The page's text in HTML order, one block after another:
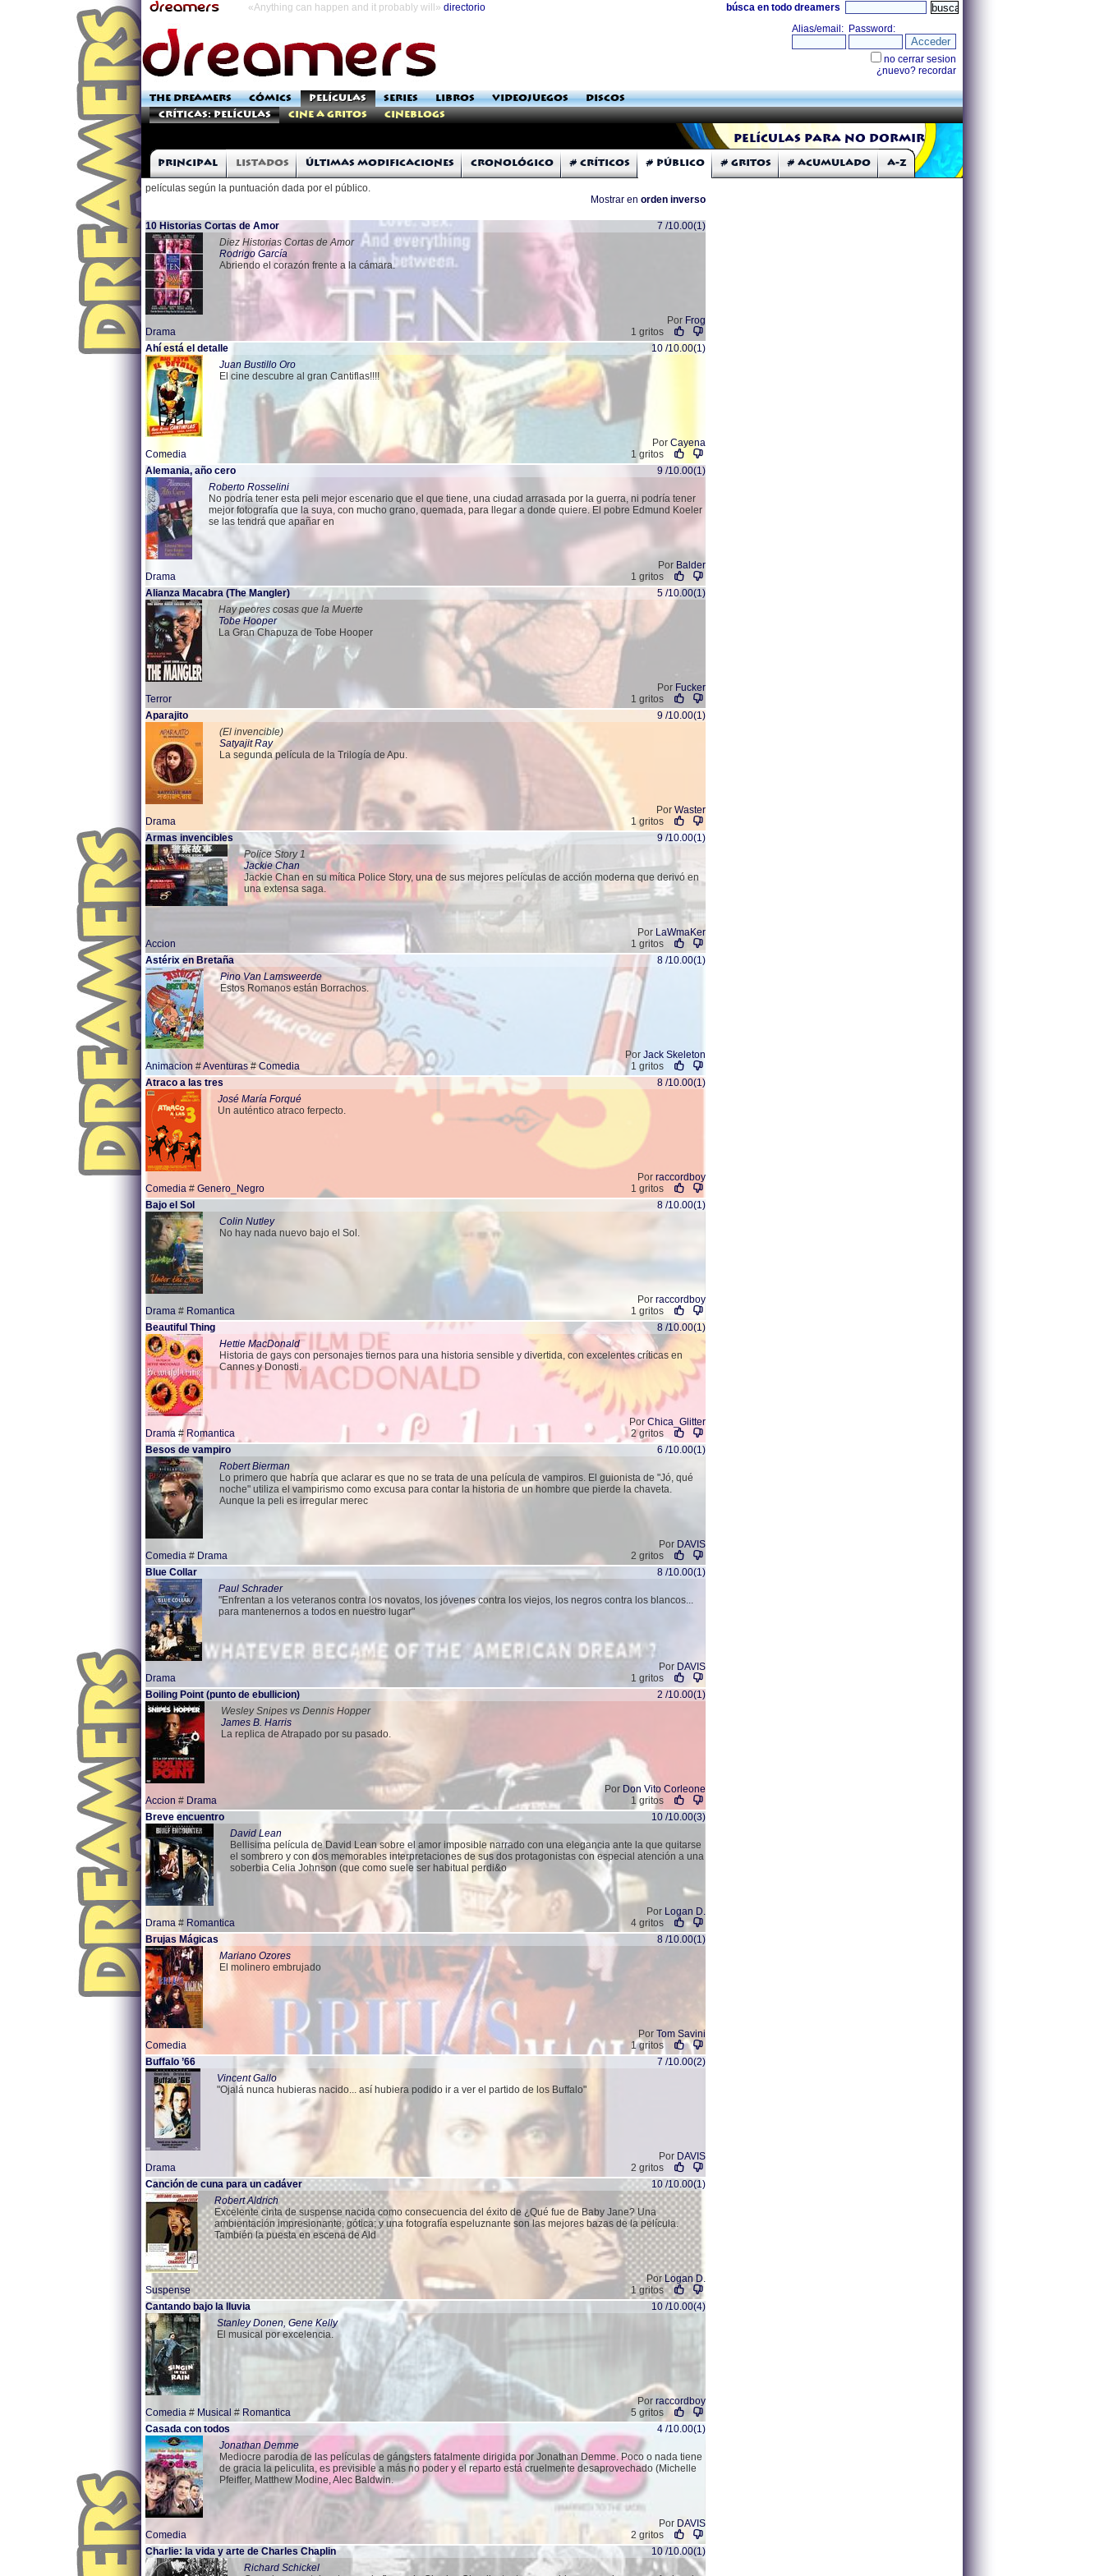
«Anything can happen and it probably will» directorio búsca en todo dreamers
THE DREAMERS CÓMICS PELÍCULAS SERIES LIBROS VIDEOJUEGOS
DISCOS
Críticas: Películas
Cine a Gritos Cineblogs
Películas para no dormir
Principal Listados Últimas modificaciones Cronológico # Críticos # Público # Gritos # Acumulado A-Z
películas según la puntuación dada por el público.
Mostrar enorden inverso
10 Historias Cortas de Amor
7 /10.00(1)
Diez Historias Cortas de Amor
Rodrigo García
Abriendo el corazón frente a la cámara.
Por Frog
Drama
1 gritos
Ahí está el detalle
10 /10.00(1)
Juan Bustillo Oro
El cine descubre al gran Cantiflas!!!!
Por Cayena
Comedia
1 gritos
Alemania, año cero
9 /10.00(1)
Roberto Rosselini
No podría tener esta peli mejor escenario que el que tiene, una ciudad arrasada por la guerra, ni podría tener
mejor fotografía que la suya, con mucho grano, quemada, para llegar a donde quiere. El pobre Edmund Koeler
se las tendrá que apañar en
Por Balder
Drama
1 gritos
Alianza Macabra (The Mangler)
5 /10.00(1)
Hay peores cosas que la Muerte
Tobe Hooper
La Gran Chapuza de Tobe Hooper
Por Fucker
Terror
1 gritos
Aparajito
9 /10.00(1)
(El invencible)
Satyajit Ray
La segunda película de la Trilogía de Apu.
Por Waster
Drama
1 gritos
Armas invencibles
9 /10.00(1)
Police Story 1
Jackie Chan
Jackie Chan en su mítica Police Story, una de sus mejores películas de acción moderna que derivó en
una extensa saga.
Por LaWmaKer
Accion
1 gritos
Astérix en Bretaña
8 /10.00(1)
Pino Van Lamsweerde
Estos Romanos están Borrachos.
Por Jack Skeleton
Animacion #Aventuras#Comedia
1 gritos
Atraco a las tres
8 /10.00(1)
José María Forqué
Un auténtico atraco ferpecto.
Por raccordboy
Comedia # Genero_Negro
1 gritos
Bajo el Sol
8 /10.00(1)
Colin Nutley
No hay nada nuevo bajo el Sol.
Por raccordboy
Drama # Romantica
1 gritos
Beautiful Thing
8 /10.00(1)
Hettie MacDonald
Historia de gays con personajes tiernos para una historia sensible y divertida, con excelentes críticas en
Cannes y Donosti.
Por Chica_Glitter
Drama # Romantica
2 gritos
Besos de vampiro
6 /10.00(1)
Robert Bierman
Lo primero que habría que aclarar es que no se trata de una película de vampiros. El guionista de "Jó, qué
noche" utiliza el vampirismo como excusa para contar la historia de un hombre que pierde la chaveta.
Aunque la peli es irregular merec
Por DAVIS
Comedia # Drama
2 gritos
Blue Collar
8 /10.00(1)
Paul Schrader
"Enfrentan a los veteranos contra los novatos, los jóvenes contra los viejos, los negros contra los blancos...
para mantenernos a todos en nuestro lugar"
Por DAVIS
Drama
1 gritos
Boiling Point (punto de ebullicion)
2 /10.00(1)
Wesley Snipes vs Dennis Hopper
James B. Harris
La replica de Atrapado por su pasado.
Por Don Vito Corleone
Accion # Drama
1 gritos
Breve encuentro
10 /10.00(3)
David Lean
Bellisima película de David Lean sobre el amor imposible narrado con una elegancia ante la que quitarse
el sombrero y con dos memorables interpretaciones de sus dos protagonistas con especial atención a una
soberbia Celia Johnson (que como suele ser habitual perdi&o
Por Logan D.
Drama # Romantica
4 gritos
Brujas Mágicas
8 /10.00(1)
Mariano Ozores
El molinero embrujado
Por Tom Savini
Comedia
1 gritos
Buffalo ’66
7 /10.00(2)
Vincent Gallo
"Ojalá nunca hubieras nacido... así hubiera podido ir a ver el partido de los Buffalo"
Por DAVIS
Drama
2 gritos
Canción de cuna para un cadáver
10 /10.00(1)
Robert Aldrich
Excelente cinta de suspense nacida como consecuencia del éxito de ¿Qué fue de Baby Jane? Una
ambientación impresionante, gótica; y una fotografía espeluznante son las mejores bazas de la película.
También la puesta en escena de Ald
PorLogan D.
Suspense
1 gritos
Cantando bajo la lluvia
10 /10.00(4)
Stanley Donen, Gene Kelly
El musical por excelencia.
Por raccordboy
Comedia # Musical # Romantica
5 gritos
Casada con todos
4 /10.00(1)
Jonathan Demme
Mediocre parodia de las películas de gángsters fatalmente dirigida por Jonathan Demme. Poco o nada tiene
de gracia la peliculita, es previsible a más no poder y el reparto está cruelmente desaprovechado (Michelle
Pfeiffer, Matthew Modine, Alec Baldwin.
Por DAVIS
Comedia
2 gritos
Charlie: la vida y arte de Charles Chaplin
10 /10.00(1)
Richard Schickel